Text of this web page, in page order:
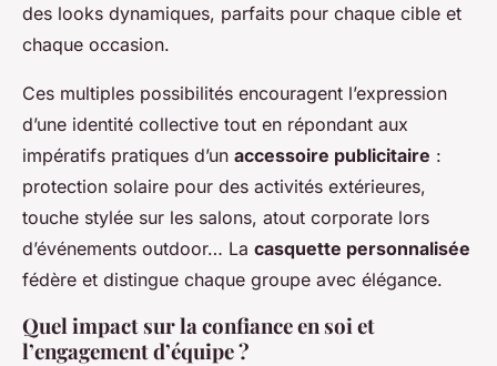
des looks dynamiques, parfaits pour chaque cible et
chaque occasion.
Ces multiples possibilités encouragent l’expression
d’une identité collective tout en répondant aux
impératifs pratiques d’un accessoire publicitaire :
protection solaire pour des activités extérieures,
touche stylée sur les salons, atout corporate lors
d’événements outdoor… La casquette personnalisée
fédère et distingue chaque groupe avec élégance.
Quel impact sur la confiance en soi et
l’engagement d’équipe ?